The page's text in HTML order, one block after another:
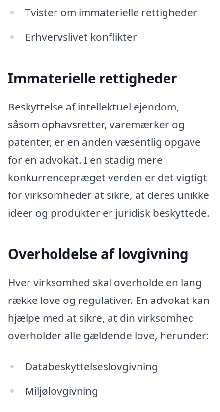
Tvister om immaterielle rettigheder
Erhvervslivet konflikter
Immaterielle rettigheder
Beskyttelse af intellektuel ejendom,
såsom ophavsretter, varemærker og
patenter, er en anden væsentlig opgave
for en advokat. I en stadig mere
konkurrencepræget verden er det vigtigt
for virksomheder at sikre, at deres unikke
ideer og produkter er juridisk beskyttede.
Overholdelse af lovgivning
Hver virksomhed skal overholde en lang
række love og regulativer. En advokat kan
hjælpe med at sikre, at din virksomhed
overholder alle gældende love, herunder:
Databeskyttelseslovgivning
Miljølovgivning